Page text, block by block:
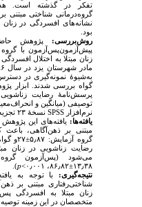
تفکر در گذشته است.
گروه‌‌درمانی شناختی مبتنی
نشانه‌های افسردگی در زنان
بود.
روش‌بررسی:
پژوهش
پیش‌آزمون‌پس‌‌آزمون با گروه
زنان مبتلا به اختلال افسردگی
به‌شیوۀ نمونه‌گیری در
گواه بررسی شدند. ابزار
پرسش‌نامۀ رضایت زناشویی
توصیفی (میانگین و
نرم‌افزار SPSSنسخۀ ۲۳ تجزیه‌وتحلیل شد.
یافته‌ها:یافته‌های این پژوهش
مبتنی بر ذهن‌‌آگاهی، باعث
گروه آزمایش: ۵٫۸۷±۲۷و گواه: ۶٫۶۰± ۲۹٫۸۷ و ۰٫۰۰۱
رضایت زناشویی در زنان
۱۳٫۳۸±۸۶٫۸۲، ۰٫۰۰۱
<
p
).
نتیجه‌گیری:با توجه به
شناختی‌رفتاری مبتنی بر
زنان مبتلا به افسردگی پس
متخصصان در این زمینه توصیه